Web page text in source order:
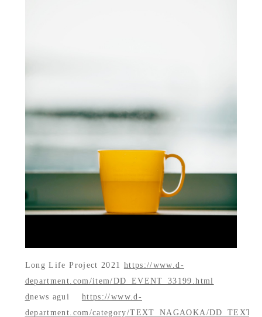
Long Life Project 2021 https://www.d-
department.com/item/DD_EVENT_33199.html
d news agui https://www.d-
department.com/category/TEXT_NAGAOKA/